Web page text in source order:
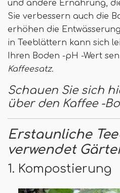
und andere Ernährung,
Sie verbessern auch die
erhöhen die
in Teeblättern kann sich
Ihren Boden -pH -Wert
Kaffeesatz.
Schauen Sie sich
über den Kaffee -
Erstaunliche
verwendet
1. Kompostierung